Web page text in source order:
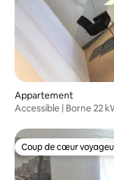
Appartement
Accessible | Borne 22
Coup de cœur
Coup de cœur